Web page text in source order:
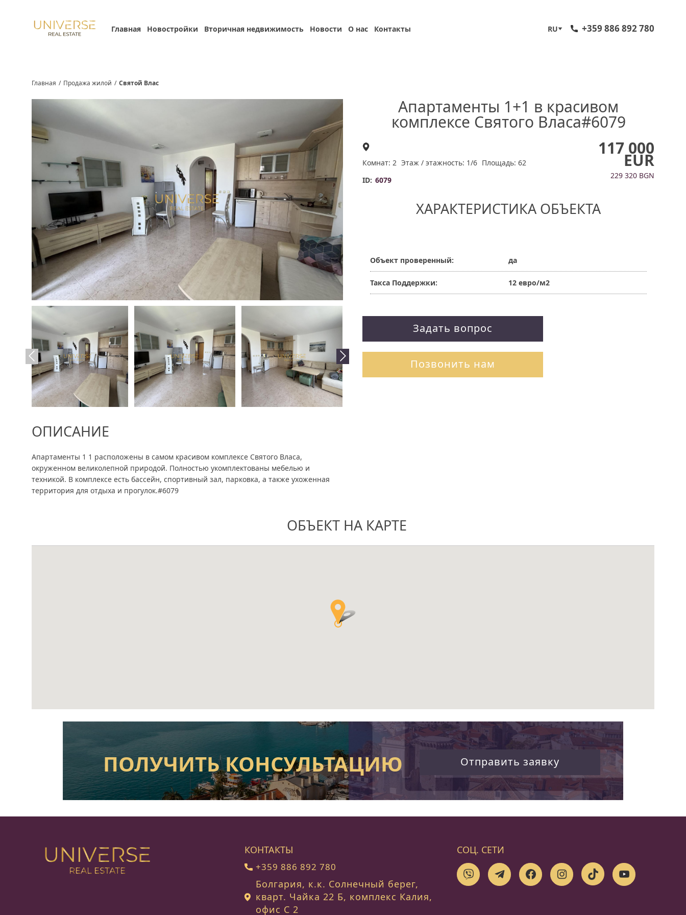
Главная Новостройки Вторичная недвижимость Новости О нас Контакты RU +359 886 892 780
Главная / Продажа жилой / Святой Влас
ОПИСАНИЕ
Апартаменты 1 1 расположены в самом красивом комплексе Святого Власа,
окруженном великолепной природой. Полностью укомплектованы мебелью и
техникой. В комплексе есть бассейн, спортивный зал, парковка, а также ухоженная
территория для отдыха и прогулок.#6079
Апартаменты 1+1 в красивом
комплексе Святого Власа#6079
Комнат: 2 Этаж / этажность: 1/6 Площадь: 62
ID: 6079
117 000
EUR
229 320 BGN
ХАРАКТЕРИСТИКА ОБЪЕКТА
Объект проверенный: да
Такса Поддержки: 12 евро/м2
Задать вопрос
Позвонить нам
ОБЪЕКТ НА КАРТЕ
ПОЛУЧИТЬ КОНСУЛЬТАЦИЮ Отправить заявку
КОНТАКТЫ
+359 886 892 780
Болгария, к.к. Солнечный берег,
кварт. Чайка 22 Б, комплекс Калия,
офис C 2
СОЦ. СЕТИ